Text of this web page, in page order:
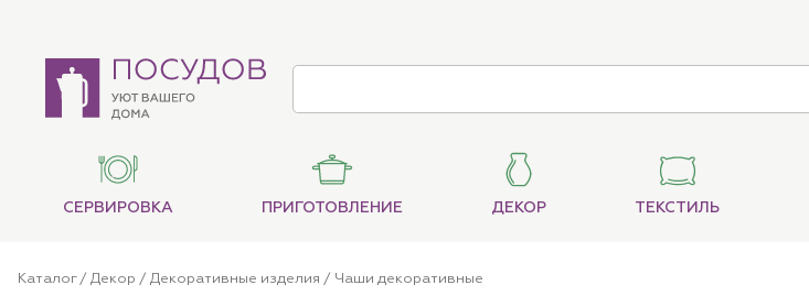
СЕРВИРОВКА ПРИГОТОВЛЕНИЕ ДЕКОР ТЕКСТИЛЬ
Каталог/ Декор / Декоративные изделия / Чаши декоративные